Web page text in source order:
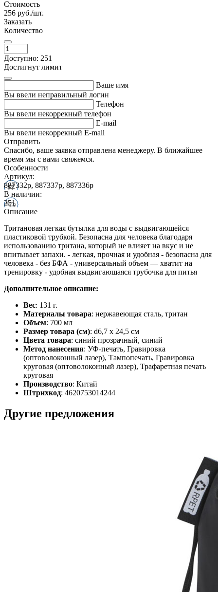
Стоимость
256 руб./шт.
Заказать
Количество
Доступно: 251
Достигнут лимит
Ваше имя
Вы ввели неправильный логин
Телефон
Вы ввели некоррекный телефон
E-mail
Вы ввели некоррекный E-mail
Отправить
Спасибо, ваше заявка отправлена менеджеру. В ближайшее
время мы с вами свяжемся.
Особенности
Артикул:
887332p, 887337p, 887336p
В наличии:
251
Описание
Тритановая легкая бутылка для воды с выдвигающейся
пластиковой трубкой. Безопасна для человека благодаря
использованию тритана, который не влияет на вкус и не
впитывает запахи. - легкая, прочная и удобная - безопасна для
человека - без БФА - универсальный объем — хватит на
тренировку - удобная выдвигающаяся трубочка для питья
Дополнительное описание:
Вес: 131 г.
Материалы товара: нержавеющая cталь, тритан
Объем: 700 мл
Размер товара (см): d6,7 x 24,5 см
Цвета товара: синий прозрачный, синий
Метод нанесения: УФ-печать, Гравировка
(оптоволоконный лазер), Тампопечать, Гравировка
круговая (оптоволоконный лазер), Трафаретная печать
круговая
Производство: Китай
Штрихкод: 4620753014244
Другие предложения